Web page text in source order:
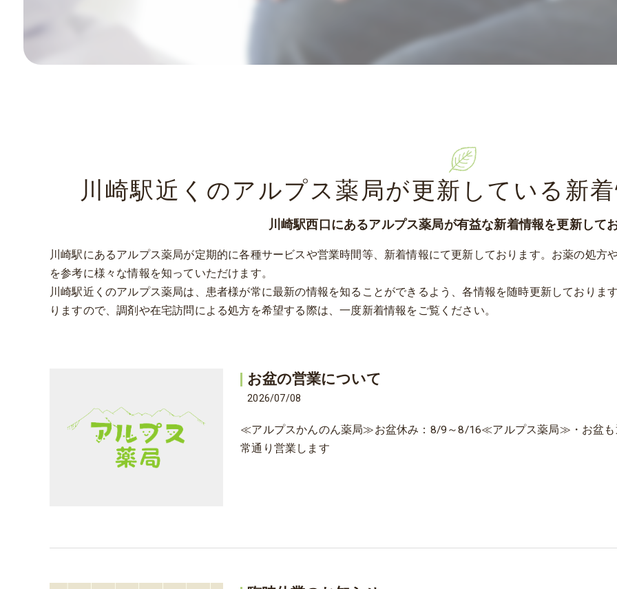
川崎駅近くのアルプス薬局が更新している新
川崎駅西口にあるアルプス薬局が有益な新着情報を更新して
川崎駅にあるアルプス薬局が定期的に各種サービスや営業時間等、新着情報にて更新しております。お薬の処方
を参考に様々な情報を知っていただけます。
川崎駅近くのアルプス薬局は、患者様が常に最新の情報を知ることができるよう、各情報を随時更新しておりま
りますので、調剤や在宅訪問による処方を希望する際は、一度新着情報をご覧ください。
お盆の営業について
2026/07/08
≪アルプスかんのん薬局≫お盆休み：8/9～8/16≪アルプス薬局≫・お盆も
常通り営業します